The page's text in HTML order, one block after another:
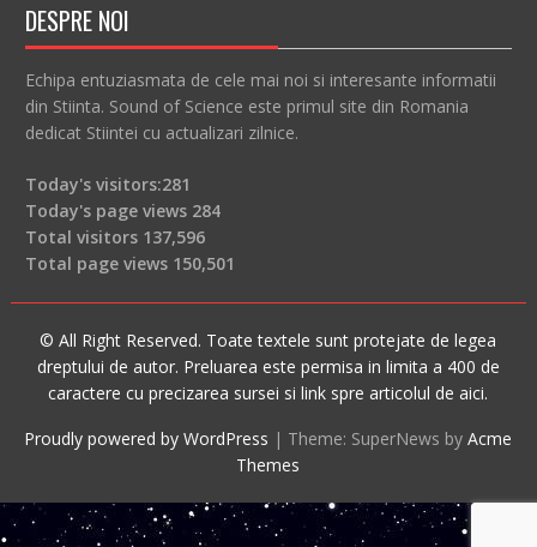
DESPRE NOI
Echipa entuziasmata de cele mai noi si interesante informatii
din Stiinta. Sound of Science este primul site din Romania
dedicat Stiintei cu actualizari zilnice.
Today's visitors:281
Today's page views 284
Total visitors 137,596
Total page views 150,501
© All Right Reserved. Toate textele sunt protejate de legea
dreptului de autor. Preluarea este permisa in limita a 400 de
caractere cu precizarea sursei si link spre articolul de aici.
Proudly powered by WordPress | Theme: SuperNews byAcme
Themes